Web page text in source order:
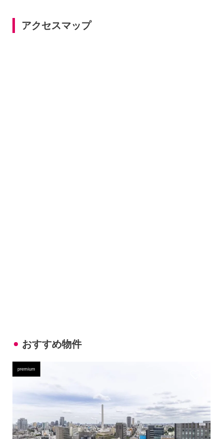
アクセスマップ
おすすめ物件
premium